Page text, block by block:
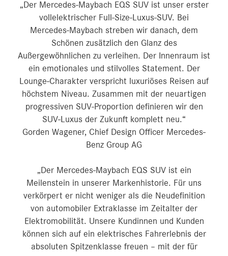
„Der Mercedes-Maybach EQS SUV ist unser erster
vollelektrischer Full-Size-Luxus-SUV. Bei
Mercedes‑Maybach streben wir danach, dem
Schönen zusätzlich den Glanz des
Außergewöhnlichen zu verleihen. Der Innenraum ist
ein emotionales und stilvolles Statement. Der
Lounge-Charakter verspricht luxuriöses Reisen auf
höchstem Niveau. Zusammen mit der neuartigen
progressiven SUV-Proportion definieren wir den
SUV-Luxus der Zukunft komplett neu.“
Gorden Wagener, Chief Design Officer Mercedes-
Benz Group AG
„Der Mercedes-Maybach EQS SUV ist ein
Meilenstein in unserer Markenhistorie. Für uns
verkörpert er nicht weniger als die Neudefinition
von automobiler Extraklasse im Zeitalter der
Elektromobilität. Unsere Kundinnen und Kunden
können sich auf ein elektrisches Fahrerlebnis der
absoluten Spitzenklasse freuen – mit der für